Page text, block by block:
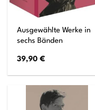
Ausgewählte Werke in
sechs Bänden
39,90€